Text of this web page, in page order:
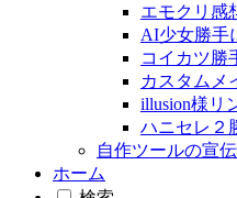
エモクリ感
AI少女勝手
コイカツ勝
カスタムメ
illusion様リ
ハニセレ２
自作ツールの宣
ホーム